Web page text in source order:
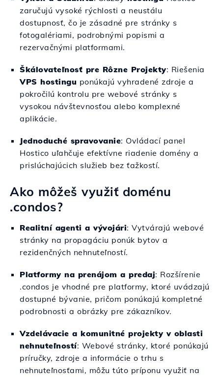
zaručujú vysoké rýchlosti a neustálu
dostupnosť, čo je zásadné pre stránky s
fotogalériami, podrobnými popismi a
rezervačnými platformami.
Škálovateľnosť pre Rôzne Projekty: Riešenia
VPS hostingu ponúkajú vyhradené zdroje a
pokročilú kontrolu pre webové stránky s
vysokou návštevnosťou alebo komplexné
aplikácie.
Jednoduché spravovanie: Ovládací panel
Hostico uľahčuje efektívne riadenie domény a
prislúchajúcich služieb bez ťažkostí.
Ako môžeš využiť doménu
.condos?
Realitní agenti a vývojári: Vytvárajú webové
stránky na propagáciu ponúk bytov a
rezidenčných nehnuteľností.
Platformy na prenájom a predaj: Rozšírenie
.condos je vhodné pre platformy, ktoré uvádzajú
dostupné bývanie, pričom ponúkajú kompletné
podrobnosti a obrázky pre zákazníkov.
Vzdelávacie a komunitné projekty v oblasti
nehnuteľností: Webové stránky, ktoré ponúkajú
príručky, zdroje a informácie o trhu s
nehnuteľnosťami, môžu túto príponu využiť na